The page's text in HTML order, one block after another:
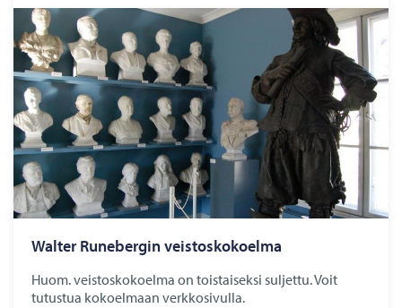
Walter Ru­ne­ber­gin veis­tos­ko­koel­ma
Huom. veistoskokoelma on toistaiseksi suljettu. Voit
tutustua kokoelmaan verkkosivulla.